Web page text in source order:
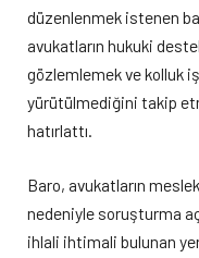
düzenlenmek istenen
avukatların hukuki
gözlemlemek ve kolluk
yürütülmediğini takip
hatırlattı.
Baro, avukatların
nedeniyle soruşturma
ihlali ihtimali bulunan